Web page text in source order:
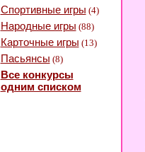
Спортивные игры (4)
Народные игры (88)
Карточные игры (13)
Пасьянсы (8)
Все конкурсы
одним списком